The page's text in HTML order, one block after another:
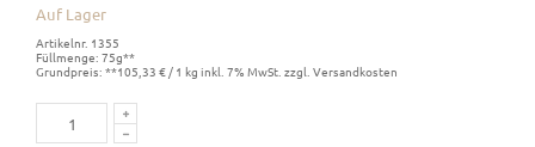
Auf Lager
Artikelnr. 1355
Füllmenge: 75g**
Grundpreis: **105,33 € / 1 kg inkl. 7% MwSt. zzgl. Versandkosten